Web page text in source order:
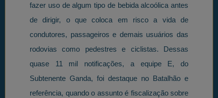
fazer uso de algum tipo de bebida alcoólica antes
de dirigir, o que coloca em risco a vida de
condutores, passageiros e demais usuários das
rodovias como pedestres e ciclistas. Dessas
quase 11 mil notificações, a equipe E, do
Subtenente Ganda, foi destaque no Batalhão e
referência, quando o assunto é fiscalização sobre